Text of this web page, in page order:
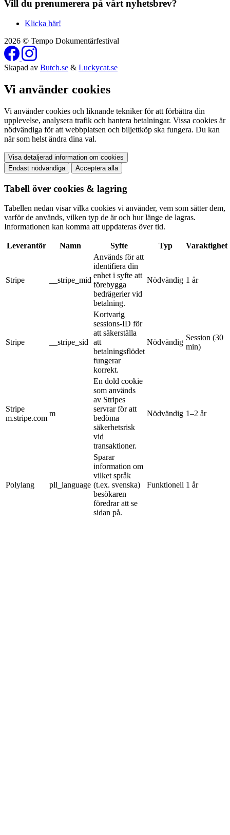
Vill du prenumerera på vårt nyhetsbrev?
Klicka här!
2026 © Tempo Dokumentärfestival
Skapad av Butch.se & Luckycat.se
Vi använder cookies
Vi använder cookies och liknande tekniker för att förbättra din
upplevelse, analysera trafik och hantera betalningar. Vissa cookies är
nödvändiga för att webbplatsen och biljettköp ska fungera. Du kan
när som helst ändra dina val.
Visa detaljerad information om cookies
Endast nödvändiga
Acceptera alla
Tabell över cookies & lagring
Tabellen nedan visar vilka cookies vi använder, vem som sätter dem,
varför de används, vilken typ de är och hur länge de lagras.
Informationen kan komma att uppdateras över tid.
Leverantör Namn Syfte Typ Varaktighet
Stripe __stripe_mid
Används för att
identifiera din
enhet i syfte att
förebygga
bedrägerier vid
betalning.
Nödvändig 1 år
Stripe __stripe_sid
Kortvarig
sessions-ID för
att säkerställa
att
betalningsflödet
fungerar
korrekt.
Nödvändig
Session (30
min)
Stripe
m.stripe.com
m
En dold cookie
som används
av Stripes
servrar för att
bedöma
säkerhetsrisk
vid
transaktioner.
Nödvändig 1–2 år
Polylang pll_language
Sparar
information om
vilket språk
(t.ex. svenska)
besökaren
föredrar att se
sidan på.
Funktionell 1 år